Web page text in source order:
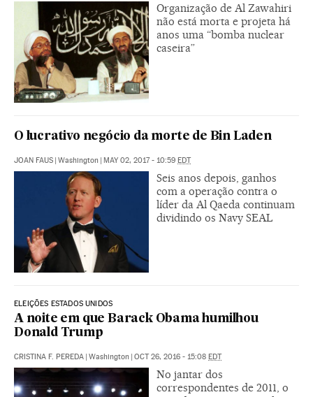
Organização de Al Zawahiri
não está morta e projeta há
anos uma “bomba nuclear
caseira”
O lucrativo negócio da morte de Bin Laden
JOAN FAUS | Washington | MAY 02, 2017 - 10:59 EDT
Seis anos depois, ganhos
com a operação contra o
líder da Al Qaeda continuam
dividindo os Navy SEAL
ELEIÇÕES ESTADOS UNIDOS
A noite em que Barack Obama humilhou
Donald Trump
CRISTINA F. PEREDA | Washington | OCT 26, 2016 - 15:08 EDT
No jantar dos
correspondentes de 2011, o